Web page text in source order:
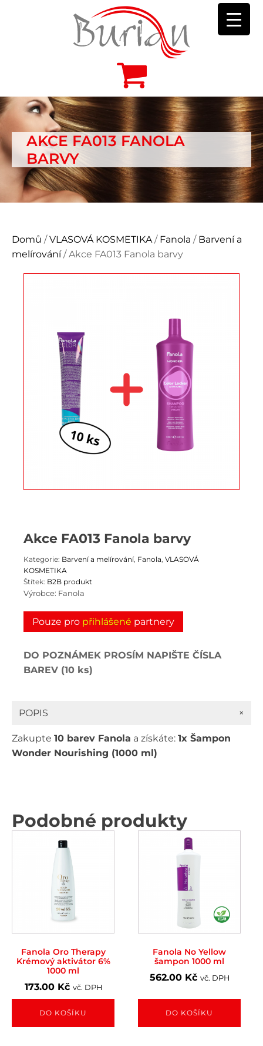
AKCE FA013 FANOLA
BARVY
Domů /VLASOVÁ KOSMETIKA / Fanola / Barvení a
melírování/ Akce FA013 Fanola barvy
Akce FA013 Fanola barvy
Kategorie: Barvení a melírování, Fanola VLASOVÁ
KOSMETIKA
Štítek: B2B produkt
Výrobce: Fanola
Pouze pro přihlášené partnery
DO POZNÁMEK PROSÍM NAPIŠTE ČÍSLA
BAREV (10 ks)
POPIS +
Zakupte 10 barev Fanola a získáte: 1x Šampon
Wonder Nourishing (1000 ml)
Podobné produkty
Fanola Oro Therapy
Krémový aktivátor 6%
1000 ml
173.00 Kč vč. DPH
DO KOŠÍKU
Fanola No Yellow
šampon 1000 ml
562.00 Kč vč. DPH
DO KOŠÍKU